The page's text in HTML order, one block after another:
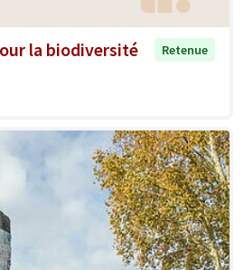
la biodiversité
Retenue